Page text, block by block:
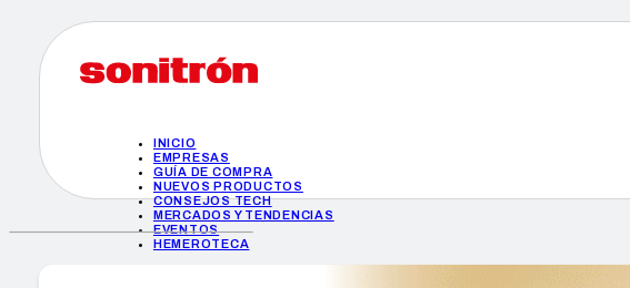
INICIO
EMPRESAS
GUÍA DE COMPRA
NUEVOS PRODUCTOS
CONSEJOS TECH
MERCADOS Y TENDENCIAS
EVENTOS
HEMEROTECA